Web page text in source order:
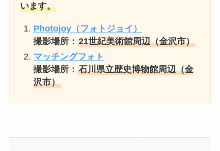
います。
Photojoy（フォトジョイ）
撮影場所：21世紀美術館周辺（金沢市）
マッチングフォト
撮影場所：石川県立歴史博物館周辺（金
沢市）